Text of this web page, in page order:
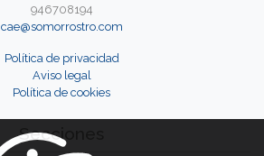
946708194
cae@somorrostro.com
Política de privacidad
Aviso legal
Política de cookies
Secciones